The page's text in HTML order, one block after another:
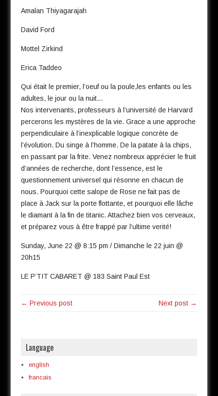
Amalan Thiyagarajah
David Ford
Mottel Zirkind
Erica Taddeo
Qui était le premier, l’oeuf ou la poule,les enfants ou les
adultes, le jour ou la nuit…
Nos intervenants, professeurs à l’université de Harvard
percerons les mystères de la vie. Grace a une approche
perpendiculaire à l’inexplicable logique concrète de
l’évolution. Du singe à l’homme. De la patate à la chips,
en passant par la frite. Venez nombreux apprécier le fruit
d’années de recherche, dont l’essence, est le
questionnement universel qui résonne en chacun de
nous. Pourquoi cette salope de Rose ne fait pas de
place à Jack sur la porte flottante, et pourquoi elle lâche
le diamant à la fin de titanic. Attachez bien vos cerveaux,
et préparez vous à être frappé par l’ultime verité!
Sunday, June 22 @ 8:15 pm / Dimanche le 22 juin @
20h15
LE P’TIT CABARET @ 183 Saint Paul Est
← Previous post Next post →
Language
english
francais